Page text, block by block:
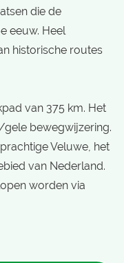
die de
eeuw. Heel
historische routes
van 375 km. Het
bewegwijzering.
Veluwe, het
van Nederland.
worden via